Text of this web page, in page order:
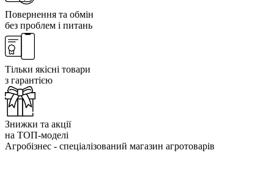
Повернення та обмін
без проблем і питань
Тільки якісні товари
з гарантією
Знижки та акції
на ТОП-моделі
Агробізнес - спеціалізований магазин агротоварів